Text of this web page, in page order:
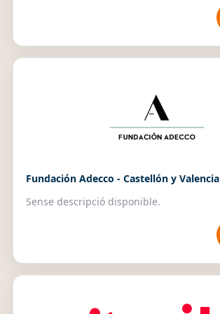
Fundación Adecco - Castellón y Valencia
Sense descripció disponible.